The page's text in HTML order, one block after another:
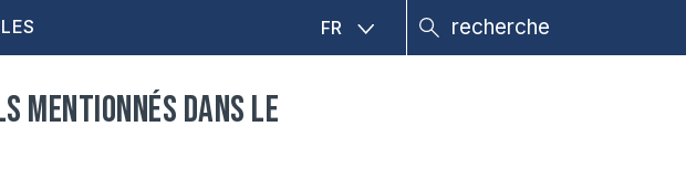
FR
mentionnés dans le